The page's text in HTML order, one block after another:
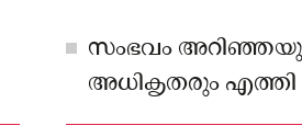
സംഭവം
അധികൃതരും എത്തി
മാറ്റിയിരുന്നു